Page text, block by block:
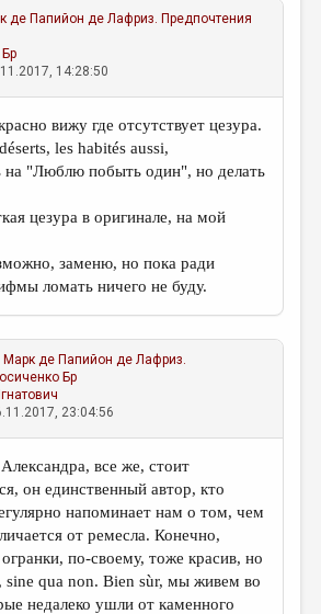
де Папийон де Лафриз. Предпочтения
14:28:50
вижу где отсутствует цезура.
les habités aussi,
на "Люблю побыть один", но делать
цезура в оригинале, на мой
заменю, но пока ради
ломать ничего не буду.
Марк де Папийон де Лафриз.
Бр
23:04:56
все же, стоит
он единственный автор, кто
напоминает нам о том, чем
от ремесла. Конечно,
по-своему, тоже красив, но
sine qua non. Bien sùr, мы живем во
недалеко ушли от каменного